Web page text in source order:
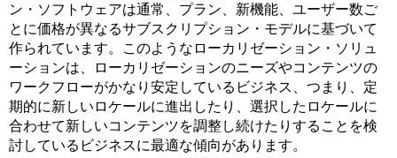
ン・ソフトウェアは通常、プラン、新機能、ユーザー数ご
とに価格が異なるサブスクリプション・モデルに基づいて
作られています。このようなローカリゼーション・ソリュ
ーションは、ローカリゼーションのニーズやコンテンツの
ワークフローがかなり安定しているビジネス、つまり、定
期的に新しいロケールに進出したり、選択したロケールに
合わせて新しいコンテンツを調整し続けたりすることを検
討しているビジネスに最適な傾向があります。